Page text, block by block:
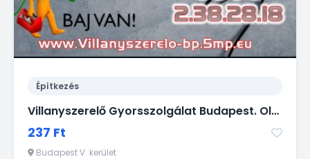
Építkezés
Villanyszerelő Gyorsszolgálat Budapest. Olcsó, Ügyes kezű Villanyszerelő Budapest -en gyorsan házhoz megy kisebb munkák miatt is!
237 Ft
Budapest V. kerület